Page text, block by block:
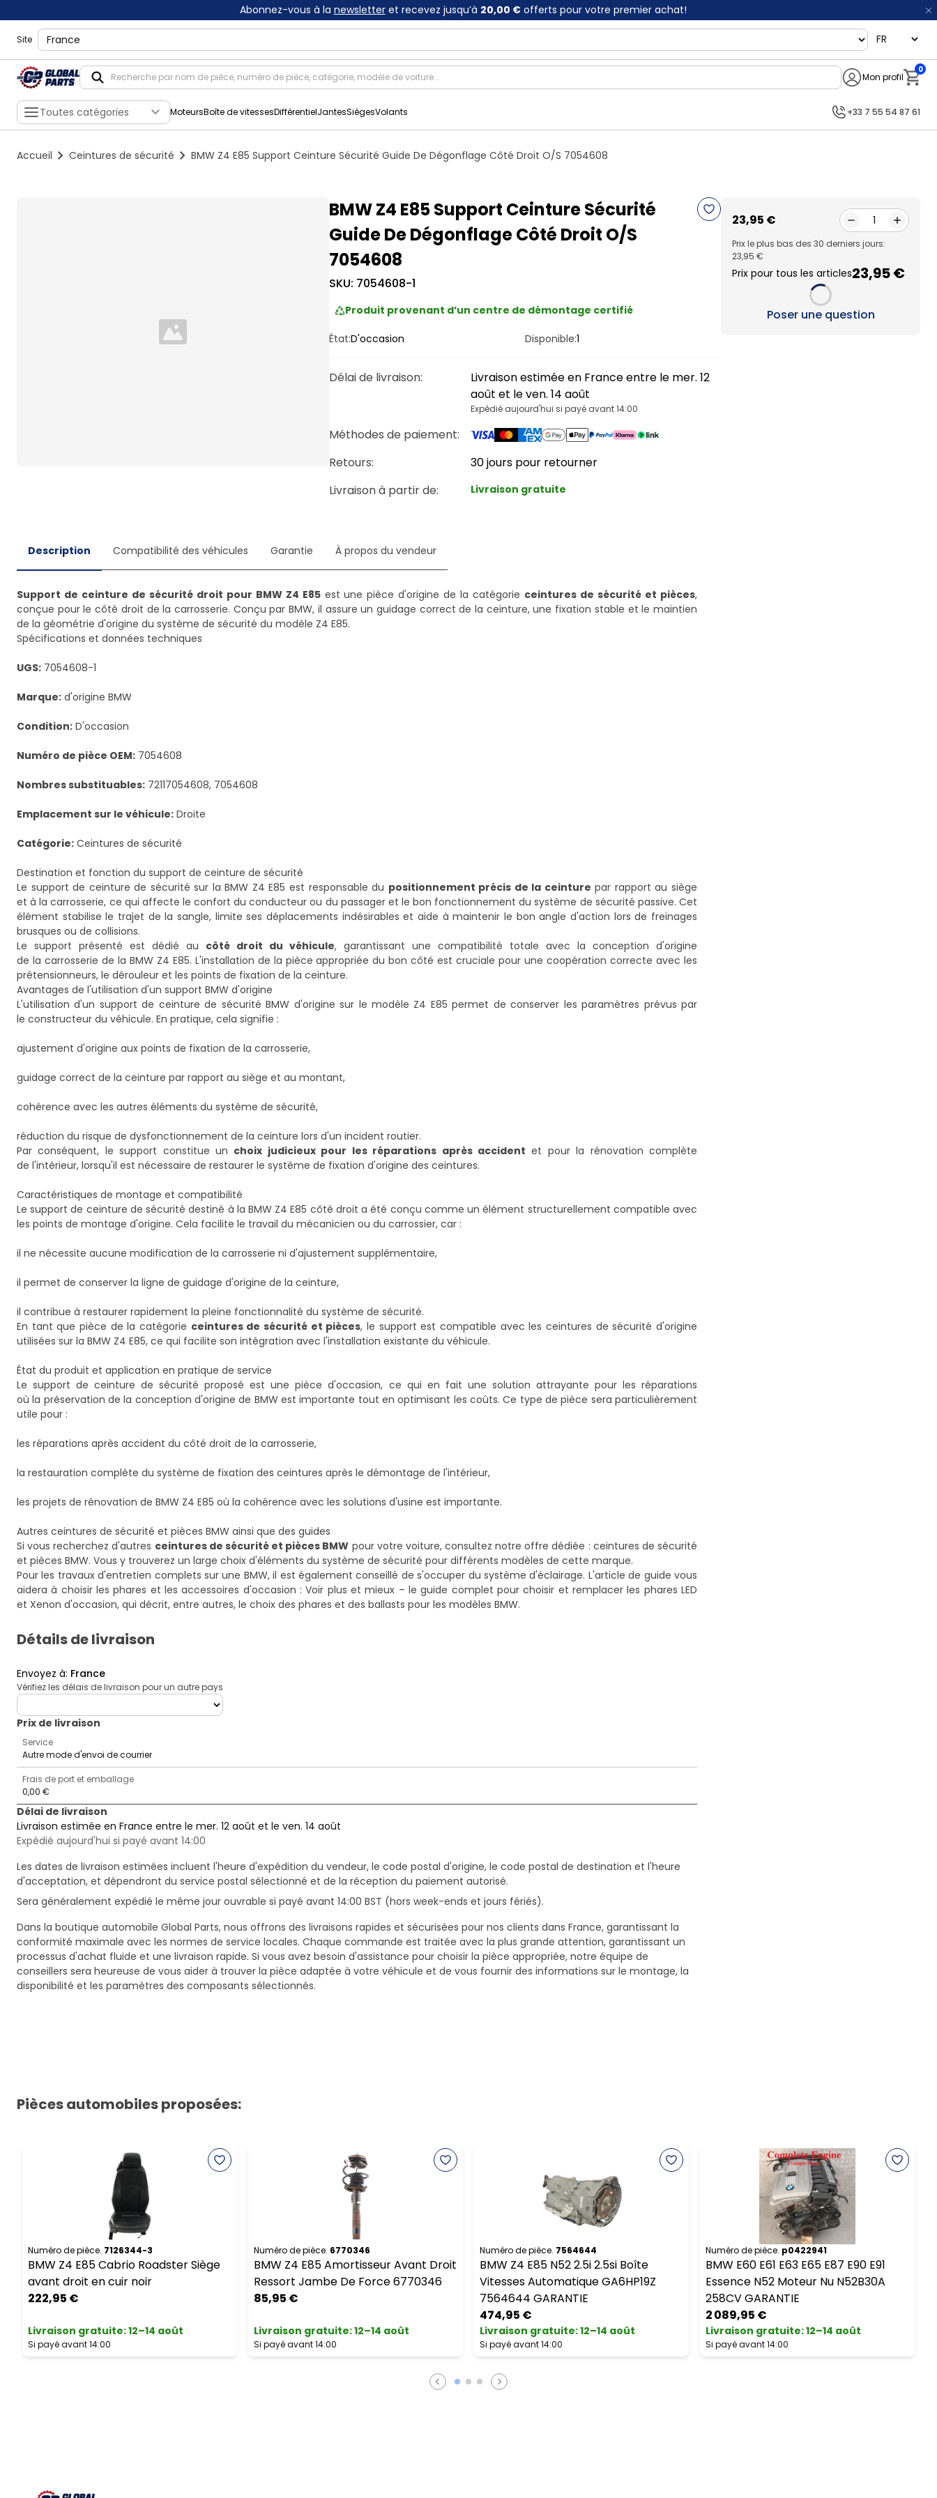
Abonnez-vous à la newsletteret recevez jusqu’à 20,00 €offerts pour votre premier achat!
Site shippingLocation language
Mon profil
0
Toutes catégories MoteursBoîte de vitessesDifférentielJantesSiègesVolants +33 7 55 54 87 61
Accueil Ceintures de sécurité BMW Z4 E85 Support Ceinture Sécurité Guide De Dégonflage Côté Droit O/S 7054608
Loading...
BMW Z4 E85 Support Ceinture Sécurité
Guide De Dégonflage Côté Droit O/S
7054608
SKU: 7054608-1
Produit provenant d’un centre de démontage certifié
État:D'occasion Disponible:1
Délai de livraison:
Livraison estimée en France entre le mer. 12
août et le ven. 14 août
Expédié aujourd'hui si payé avant 14:00
Méthodes de paiement:
Retours:
30 jours pour retourner
Livraison à partir de: Livraison gratuite
23,95 € 1
Prix le plus bas des 30 derniers jours:
23,95 €
Prix pour tous les articles23,95 €
Loading...
Poser une question
Description Compatibilité des véhicules Garantie À propos du vendeur
Support de ceinture de sécurité droit pour BMW Z4 E85est une pièce d'origine de la catégorie ceintures de sécurité et pièces,
conçue pour le côté droit de la carrosserie. Conçu par BMW, il assure un guidage correct de la ceinture, une fixation stable et le maintien
de la géométrie d'origine du système de sécurité du modèle Z4 E85.
Spécifications et données techniques
UGS: 7054608-1
Marque: d'origine BMW
Condition: D'occasion
Numéro de pièce OEM: 7054608
Nombres substituables: 72117054608, 7054608
Emplacement sur le véhicule: Droite
Catégorie: Ceintures de sécurité
Destination et fonction du support de ceinture de sécurité
Le support de ceinture de sécurité sur la BMW Z4 E85 est responsable du positionnement précis de la ceinture par rapport au siège
et à la carrosserie, ce qui affecte le confort du conducteur ou du passager et le bon fonctionnement du système de sécurité passive. Cet
élément stabilise le trajet de la sangle, limite ses déplacements indésirables et aide à maintenir le bon angle d'action lors de freinages
brusques ou de collisions.
Le support présenté est dédié au côté droit du véhicule, garantissant une compatibilité totale avec la conception d'origine
de la carrosserie de la BMW Z4 E85. L'installation de la pièce appropriée du bon côté est cruciale pour une coopération correcte avec les
prétensionneurs, le dérouleur et les points de fixation de la ceinture.
Avantages de l'utilisation d'un support BMW d'origine
L'utilisation d'un support de ceinture de sécurité BMW d'origine sur le modèle Z4 E85 permet de conserver les paramètres prévus par
le constructeur du véhicule. En pratique, cela signifie :
ajustement d'origine aux points de fixation de la carrosserie,
guidage correct de la ceinture par rapport au siège et au montant,
cohérence avec les autres éléments du système de sécurité,
réduction du risque de dysfonctionnement de la ceinture lors d'un incident routier.
Par conséquent, le support constitue un choix judicieux pour les réparations après accident et pour la rénovation complète
de l'intérieur, lorsqu'il est nécessaire de restaurer le système de fixation d'origine des ceintures.
Caractéristiques de montage et compatibilité
Le support de ceinture de sécurité destiné à la BMW Z4 E85 côté droit a été conçu comme un élément structurellement compatible avec
les points de montage d'origine. Cela facilite le travail du mécanicien ou du carrossier, car :
il ne nécessite aucune modification de la carrosserie ni d'ajustement supplémentaire,
il permet de conserver la ligne de guidage d'origine de la ceinture,
il contribue à restaurer rapidement la pleine fonctionnalité du système de sécurité.
En tant que pièce de la catégorie ceintures de sécurité et pièces, le support est compatible avec les ceintures de sécurité d'origine
utilisées sur la BMW Z4 E85, ce qui facilite son intégration avec l'installation existante du véhicule.
État du produit et application en pratique de service
Le support de ceinture de sécurité proposé est une pièce d'occasion, ce qui en fait une solution attrayante pour les réparations
où la préservation de la conception d'origine de BMW est importante tout en optimisant les coûts. Ce type de pièce sera particulièrement
utile pour :
les réparations après accident du côté droit de la carrosserie,
la restauration complète du système de fixation des ceintures après le démontage de l'intérieur,
les projets de rénovation de BMW Z4 E85 où la cohérence avec les solutions d'usine est importante.
Autres ceintures de sécurité et pièces BMW ainsi que des guides
Si vous recherchez d'autres ceintures de sécurité et pièces BMW pour votre voiture, consultez notre offre dédiée : ceintures de sécurité
et pièces BMW. Vous y trouverez un large choix d'éléments du système de sécurité pour différents modèles de cette marque.
Pour les travaux d'entretien complets sur une BMW, il est également conseillé de s'occuper du système d'éclairage. L'article de guide vous
aidera à choisir les phares et les accessoires d'occasion :Voir plus et mieux – le guide complet pour choisir et remplacer les phares LED
et Xenon d'occasion, qui décrit, entre autres, le choix des phares et des ballasts pour les modèles BMW.
Détails de livraison
Envoyez à: France
Vérifiez les délais de livraison pour un autre pays
deliveryCountry
Prix ​​de livraison
Service
Autre mode d'envoi de courrier
Frais de port et emballage
0,00 €
Délai de livraison
Livraison estimée en France entre le mer. 12 août et le ven. 14 août
Expédié aujourd'hui si payé avant 14:00
Les dates de livraison estimées incluent l'heure d'expédition du vendeur, le code postal d'origine, le code postal de destination et l'heure
d'acceptation, et dépendront du service postal sélectionné et de la réception du paiement autorisé.
Sera généralement expédié le même jour ouvrable si payé avant 14:00 BST (hors week-ends et jours fériés).
Dans la boutique automobile Global Parts, nous offrons des livraisons rapides et sécurisées pour nos clients dans France, garantissant la
conformité maximale avec les normes de service locales. Chaque commande est traitée avec la plus grande attention, garantissant un
processus d'achat fluide et une livraison rapide. Si vous avez besoin d'assistance pour choisir la pièce appropriée, notre équipe de
conseillers sera heureuse de vous aider à trouver la pièce adaptée à votre véhicule et de vous fournir des informations sur le montage, la
disponibilité et les paramètres des composants sélectionnés.
Pièces automobiles proposées:
Numéro de pièce. 7126344-3
BMW Z4 E85 Cabrio Roadster Siège
avant droit en cuir noir
222,95 €
Livraison gratuite:12–14 août
Si payé avant 14:00
Numéro de pièce. 6770346
BMW Z4 E85 Amortisseur Avant Droit
Ressort Jambe De Force 6770346
85,95 €
Livraison gratuite:12–14 août
Si payé avant 14:00
Numéro de pièce. 7564644
BMW Z4 E85 N52 2.5i 2.5si Boîte
Vitesses Automatique GA6HP19Z
7564644 GARANTIE
474,95 €
Livraison gratuite:12–14 août
Si payé avant 14:00
Numéro de pièce. p0422941
BMW E60 E61 E63 E65 E87 E90 E91
Essence N52 Moteur Nu N52B30A
258CV GARANTIE
2 089,95 €
Livraison gratuite:12–14 août
Si payé avant 14:00